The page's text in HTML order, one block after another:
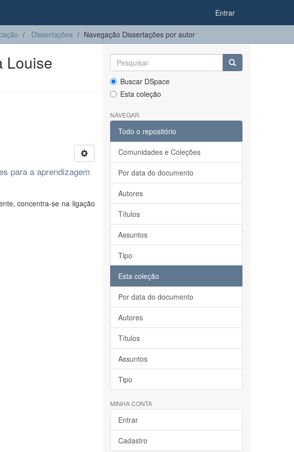
Entrar
Dissertações Navegação Dissertações por autor
Louise
para a aprendizagem
concentra-se na ligação
Buscar DSpace
Esta coleção
NAVEGAR
Todo o repositório
Comunidades e Coleções
Por data do documento
Autores
Títulos
Assuntos
Tipo
Esta coleção
Por data do documento
Autores
Títulos
Assuntos
Tipo
MINHA CONTA
Entrar
Cadastro